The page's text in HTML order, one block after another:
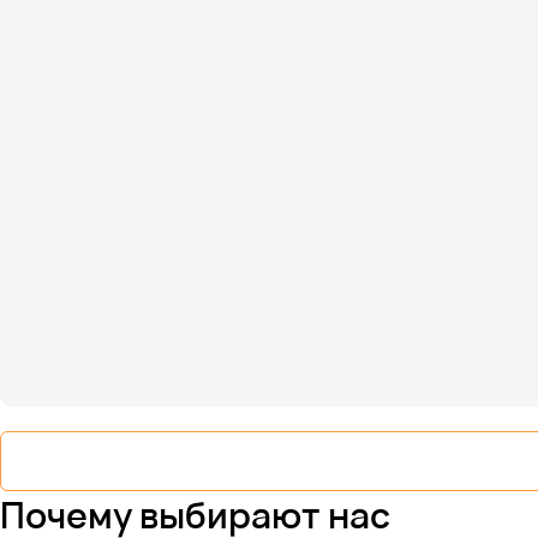
Почему выбирают нас